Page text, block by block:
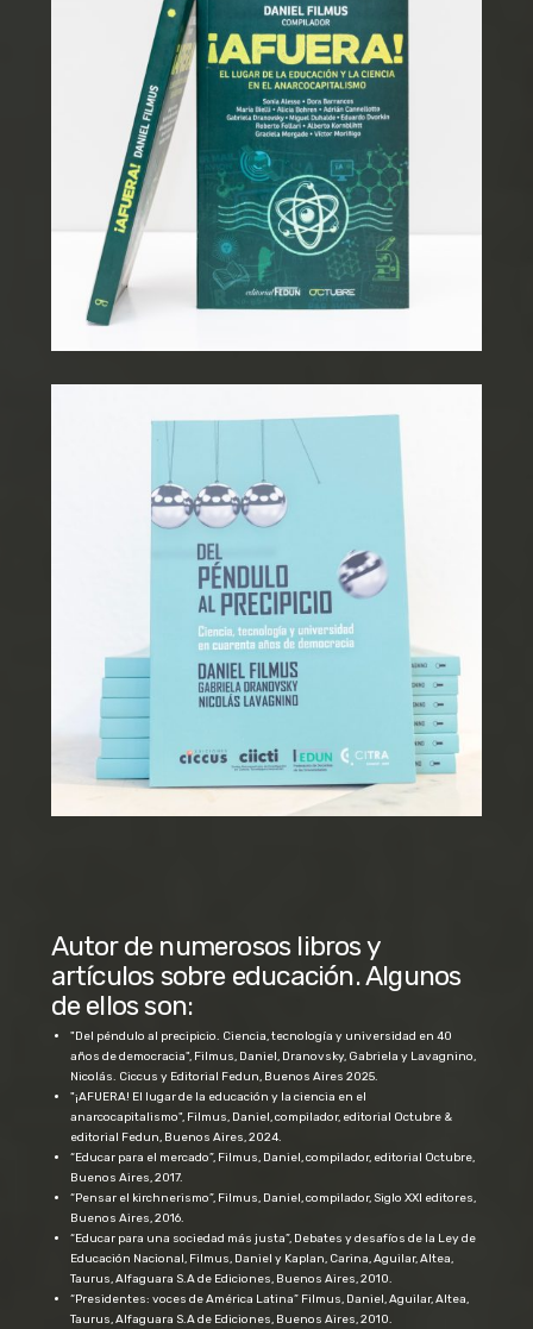
Autor de numerosos libros y
artículos sobre educación. Algunos
de ellos son:
"Del péndulo al precipicio. Ciencia, tecnología y universidad en 40
años de democracia", Filmus, Daniel, Dranovsky, Gabriela y Lavagnino,
Nicolás. Ciccus y Editorial Fedun, Buenos Aires 2025.
"¡AFUERA! El lugar de la educación y la ciencia en el
anarcocapitalismo", Filmus, Daniel, compilador, editorial Octubre &
editorial Fedun, Buenos Aires, 2024.
“Educar para el mercado”, Filmus, Daniel, compilador, editorial Octubre,
Buenos Aires, 2017.
“Pensar el kirchnerismo”, Filmus, Daniel, compilador, Siglo XXI editores,
Buenos Aires, 2016.
“Educar para una sociedad más justa”, Debates y desafíos de la Ley de
Educación Nacional, Filmus, Daniel y Kaplan, Carina, Aguilar, Altea,
Taurus, Alfaguara S.A de Ediciones, Buenos Aires, 2010.
“Presidentes: voces de América Latina” Filmus, Daniel, Aguilar, Altea,
Taurus, Alfaguara S.A de Ediciones, Buenos Aires, 2010.